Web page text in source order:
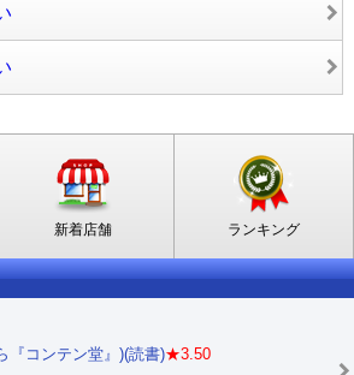
新着店舗 ランキング
『コンテン堂』)(読書)★3.50